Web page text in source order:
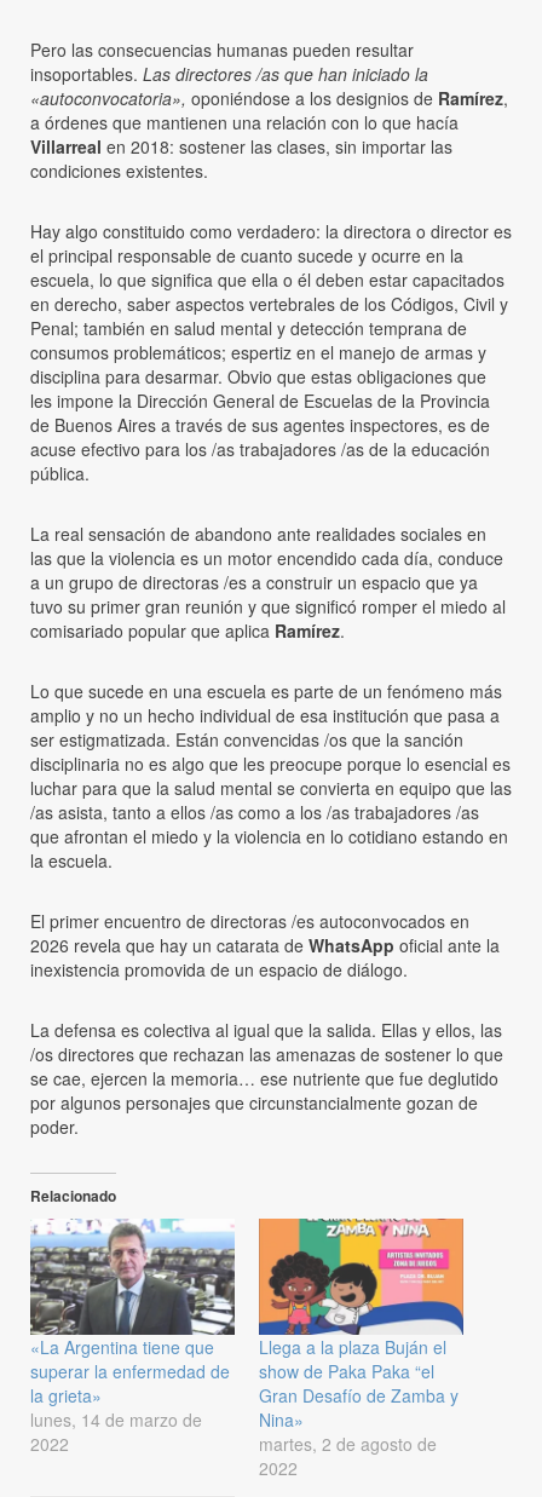
Pero las consecuencias humanas pueden resultar
insoportables. Las directores /as que han iniciado la
«autoconvocatoria», oponiéndose a los designios de Ramírez,
a órdenes que mantienen una relación con lo que hacía
Villarreal en 2018: sostener las clases, sin importar las
condiciones existentes.
Hay algo constituido como verdadero: la directora o director es
el principal responsable de cuanto sucede y ocurre en la
escuela, lo que significa que ella o él deben estar capacitados
en derecho, saber aspectos vertebrales de los Códigos, Civil y
Penal; también en salud mental y detección temprana de
consumos problemáticos; espertiz en el manejo de armas y
disciplina para desarmar. Obvio que estas obligaciones que
les impone la Dirección General de Escuelas de la Provincia
de Buenos Aires a través de sus agentes inspectores, es de
acuse efectivo para los /as trabajadores /as de la educación
pública.
La real sensación de abandono ante realidades sociales en
las que la violencia es un motor encendido cada día, conduce
a un grupo de directoras /es a construir un espacio que ya
tuvo su primer gran reunión y que significó romper el miedo al
comisariado popular que aplica Ramírez.
Lo que sucede en una escuela es parte de un fenómeno más
amplio y no un hecho individual de esa institución que pasa a
ser estigmatizada. Están convencidas /os que la sanción
disciplinaria no es algo que les preocupe porque lo esencial es
luchar para que la salud mental se convierta en equipo que las
/as asista, tanto a ellos /as como a los /as trabajadores /as
que afrontan el miedo y la violencia en lo cotidiano estando en
la escuela.
El primer encuentro de directoras /es autoconvocados en
2026 revela que hay un catarata de WhatsApp oficial ante la
inexistencia promovida de un espacio de diálogo.
La defensa es colectiva al igual que la salida. Ellas y ellos, las
/os directores que rechazan las amenazas de sostener lo que
se cae, ejercen la memoria… ese nutriente que fue deglutido
por algunos personajes que circunstancialmente gozan de
poder.
Relacionado
«La Argentina tiene que
superar la enfermedad de
la grieta»
lunes, 14 de marzo de
2022
Llega a la plaza Buján el
show de Paka Paka “el
Gran Desafío de Zamba y
Nina»
martes, 2 de agosto de
2022